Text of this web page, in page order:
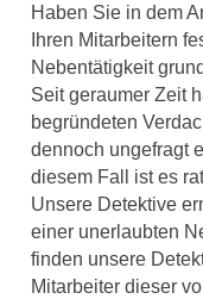
Haben Sie in dem
Ihren Mitarbeitern
Nebentätigkeit
Seit geraumer Zeit
begründeten
dennoch ungefragt
diesem Fall ist es
Unsere Detektive
einer unerlaubten
finden unsere
Mitarbeiter dieser